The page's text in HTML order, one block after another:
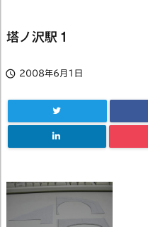
塔ノ沢駅１
 2008年6月1日